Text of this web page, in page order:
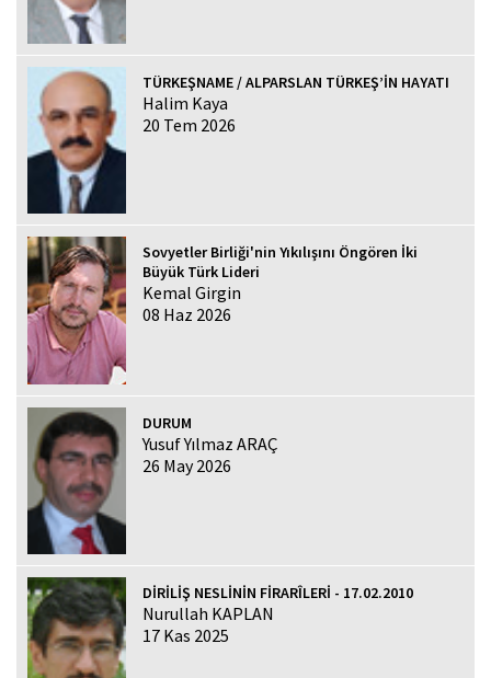
TÜRKEŞNAME / ALPARSLAN TÜRKEŞ’İN HAYATI
Halim Kaya
20 Tem 2026
Sovyetler Birliği'nin Yıkılışını Öngören İki
Büyük Türk Lideri
Kemal Girgin
08 Haz 2026
DURUM
Yusuf Yılmaz ARAÇ
26 May 2026
DİRİLİŞ NESLİNİN FİRARÎLERİ - 17.02.2010
Nurullah KAPLAN
17 Kas 2025